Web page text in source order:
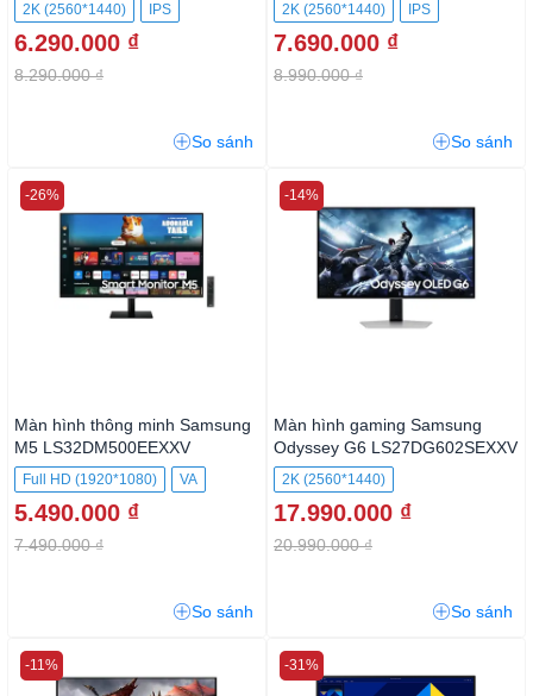
2K (2560*1440) IPS
6.290.000 ₫
8.290.000 ₫
So sánh
2K (2560*1440) IPS
7.690.000 ₫
8.990.000 ₫
So sánh
Màn hình thông minh Samsung
M5 LS32DM500EEXXV
Full HD (1920*1080) VA
5.490.000 ₫
7.490.000 ₫
-26%
So sánh
Màn hình gaming Samsung
Odyssey G6 LS27DG602SEXXV
2K (2560*1440)
17.990.000 ₫
20.990.000 ₫
-14%
So sánh
-11% -31%